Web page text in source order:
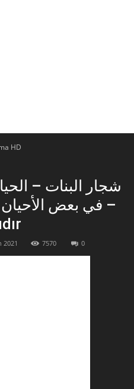
HD
في بعض الأحيان
2021 7570 0